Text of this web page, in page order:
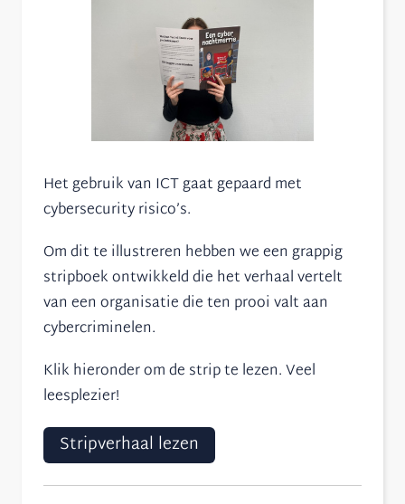
Het gebruik van ICT gaat gepaard met
cybersecurity risico’s.
Om dit te illustreren hebben we een grappig
stripboek ontwikkeld die het verhaal vertelt
van een organisatie die ten prooi valt aan
cybercriminelen.
Klik hieronder om de strip te lezen. Veel
leesplezier!
Stripverhaal lezen